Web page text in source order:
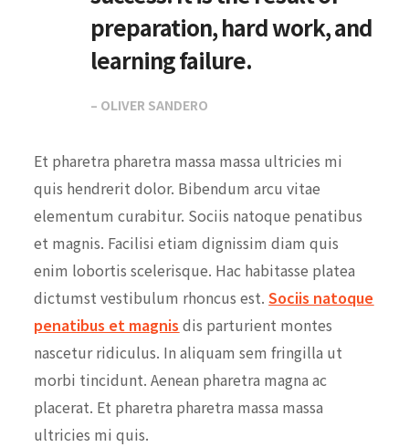
preparation, hard work, and
learning failure.
– OLIVER SANDERO
Et pharetra pharetra massa massa ultricies mi
quis hendrerit dolor. Bibendum arcu vitae
elementum curabitur. Sociis natoque penatibus
et magnis. Facilisi etiam dignissim diam quis
enim lobortis scelerisque. Hac habitasse platea
dictumst vestibulum rhoncus est.Sociis natoque
penatibus et magnis dis parturient montes
nascetur ridiculus. In aliquam sem fringilla ut
morbi tincidunt. Aenean pharetra magna ac
placerat. Et pharetra pharetra massa massa
ultricies mi quis.